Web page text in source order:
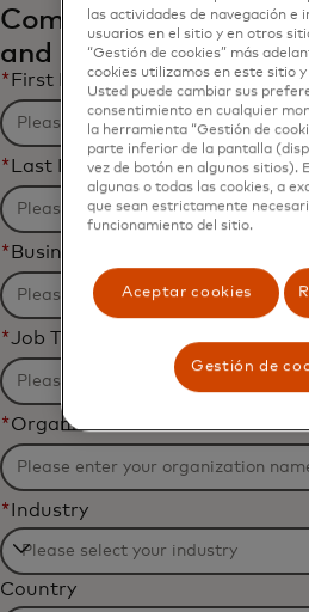
Complete the form to
and related content
* First Name
* Last Name
* Business Email Address
*Job Title
*Organization Name
* Industry
Filtering
will
Country
las actividades de navegación e
usuarios en el sitio y en otros
“Gestión de cookies” más
cookies utilizamos en este sitio y
Usted puede cambiar sus
consentimiento en cualquier
la herramienta “Gestión de
parte inferior de la pantalla
vez de botón en algunos sitios).
algunas o todas las cookies, a
que sean estrictamente
funcionamiento del sitio.
Aceptar cookies
Gestión de